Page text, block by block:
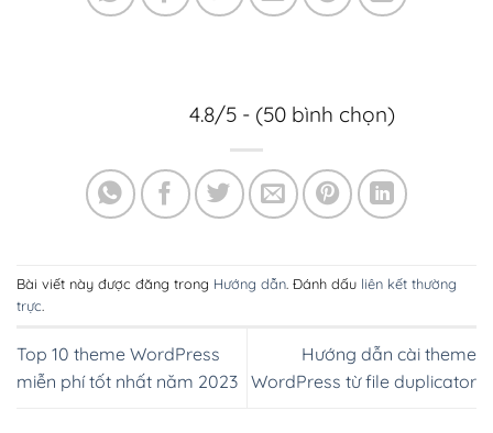
4.8/5 - (50 bình chọn)
Bài viết này được đăng trong Hướng dẫn. Đánh dấu liên kết thường
trực.
Top 10 theme WordPress
miễn phí tốt nhất năm 2023
Hướng dẫn cài theme
WordPress từ file duplicator